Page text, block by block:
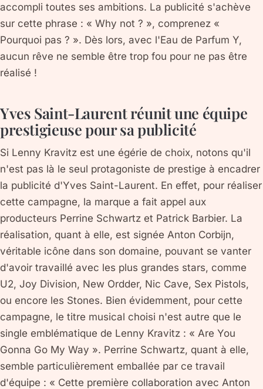
accompli toutes ses ambitions. La publicité s'achève
sur cette phrase : « Why not ? », comprenez «
Pourquoi pas ? ». Dès lors, avec l'Eau de Parfum Y,
aucun rêve ne semble être trop fou pour ne pas être
réalisé !
Yves Saint-Laurent réunit une équipe
prestigieuse pour sa publicité
Si Lenny Kravitz est une égérie de choix, notons qu'il
n'est pas là le seul protagoniste de prestige à encadrer
la publicité d'Yves Saint-Laurent. En effet, pour réaliser
cette campagne, la marque a fait appel aux
producteurs Perrine Schwartz et Patrick Barbier. La
réalisation, quant à elle, est signée Anton Corbijn,
véritable icône dans son domaine, pouvant se vanter
d'avoir travaillé avec les plus grandes stars, comme
U2, Joy Division, New Ordder, Nic Cave, Sex Pistols,
ou encore les Stones. Bien évidemment, pour cette
campagne, le titre musical choisi n'est autre que le
single emblématique de Lenny Kravitz : « Are You
Gonna Go My Way ». Perrine Schwartz, quant à elle,
semble particulièrement emballée par ce travail
d'équipe : « Cette première collaboration avec Anton